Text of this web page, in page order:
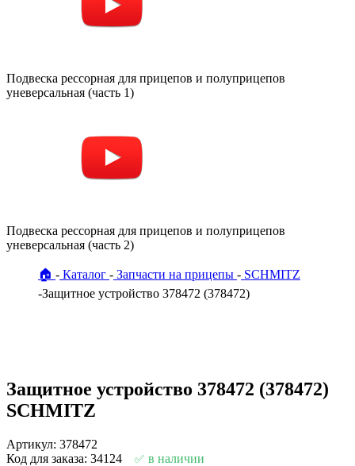
Подвеска рессорная для прицепов и полуприцепов
уневерсальная (часть 1)
Подвеска рессорная для прицепов и полуприцепов
уневерсальная (часть 2)
🏠 Каталог Запчасти на прицепы
SCHMITZ
Защитное устройство 378472 (378472)
Защитное устройство 378472 (378472)
SCHMITZ
Артикул: 378472
Код для заказа: 34124
в наличии